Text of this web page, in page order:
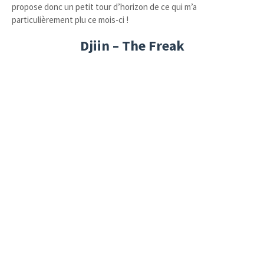
propose donc un petit tour d’horizon de ce qui m’a
particulièrement plu ce mois-ci !
Djiin – The Freak